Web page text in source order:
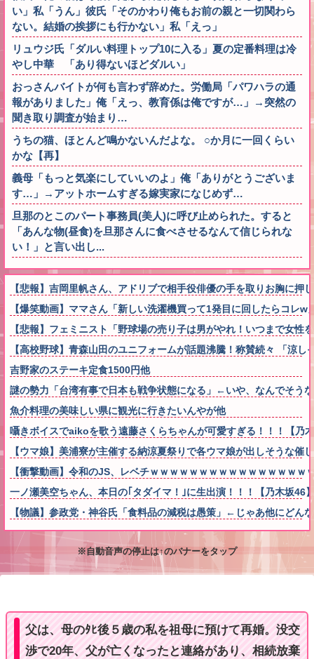
い」私「うん」彼氏「そのかわり俺もお前の親と一切関わら
ない。結婚の挨拶にも行かない」私「えっ」
リュウジ氏「ダルい料理トップ10に入る」夏の定番料理は冷
やし中華 「あり得ないほどダルい」
おっさんバイトが何も言わず辞めた。労働局「パワハラの通
報がありました」俺「えっ、教育係は俺ですが…」→突然の
聞き取り調査が始まり…
うちの猫、ほとんど鳴かないんだよな。 ○か月に一回くらい
かな【再】
義母「もっと気楽にしていいのよ」俺「ありがとうございま
す…」→アットホームすぎる嫁実家になじめず…
旦那のとこのパート事務員(美人)に呼び止められた。すると
「あんな物(昼食)を旦那さんに食べさせるなんて信じられな
い！」と言い出し...
【悲報】吉岡里帆さん、アドリブで相手役俳優の手を取りお胸に押
【爆笑動画】ママさん「新しい洗濯機買って1発目に回したらコ
【悲報】フェミニスト「野球場の売り子は男がやれ！いつまで女性
【高校野球】青森山田のユニフォームが話題沸騰！称賛続々 「涼
吉野家のステーキ定食1500円他
謎の勢力「台湾有事で日本も戦争状態になる」←いや、なんでそう
魚介料理の美味しい県に観光に行きたいんやが他
囁きボイスでaikoを歌う遠藤さくらちゃんが可愛すぎる！！！【乃
【ウマ娘】美浦寮が主催する納涼夏祭りで各ウマ娘が出しそうな催
【衝撃動画】令和のJS、レベチｗｗｗｗｗｗｗｗｗｗｗｗｗｗｗｗ
一ノ瀬美空ちゃん、本日の｢タダイマ！｣に生出演！！！【乃木坂46
【物議】参政党・神谷氏「食料品の減税は愚策」←じゃあ他にどん
※自動音声の停止は↑のバナーをタップ
父は、母のﾀﾋ後５歳の私を祖母に預けて再婚。没交
渉で20年、父が亡くなったと連絡があり、相続放棄